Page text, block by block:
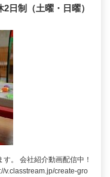
制（土曜・日曜）
。 会社紹介動画配信中！
v.classtream.jp/create-gro